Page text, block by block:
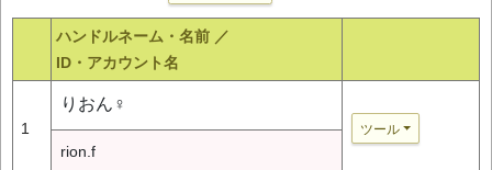
ハンドルネーム・名前 ／
ID・アカウント名
1
りおん♀
ツール
rion.f